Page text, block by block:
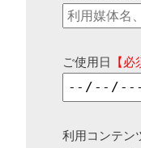
ご使用日 【必
利用コンテン